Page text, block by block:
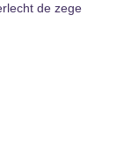
de zege